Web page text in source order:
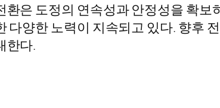
은 도정의 연속성과 안정성을 확
다양한 노력이 지속되고 있다. 향후
한다.